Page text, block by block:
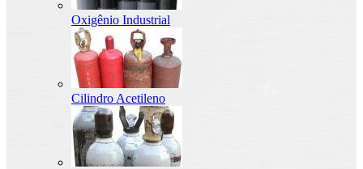
Oxigênio Industrial
Cilindro Acetileno